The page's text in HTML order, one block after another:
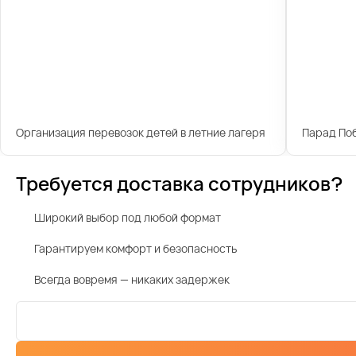
Организация перевозок детей в летние лагеря Парад
Требуется доставка сотрудников?
Широкий выбор под любой формат
Гарантируем комфорт и безопасность
Всегда вовремя — никаких задержек